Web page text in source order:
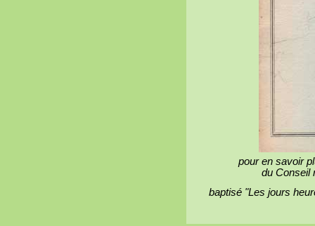
pour en savoir
du Conseil
baptisé "Les jours